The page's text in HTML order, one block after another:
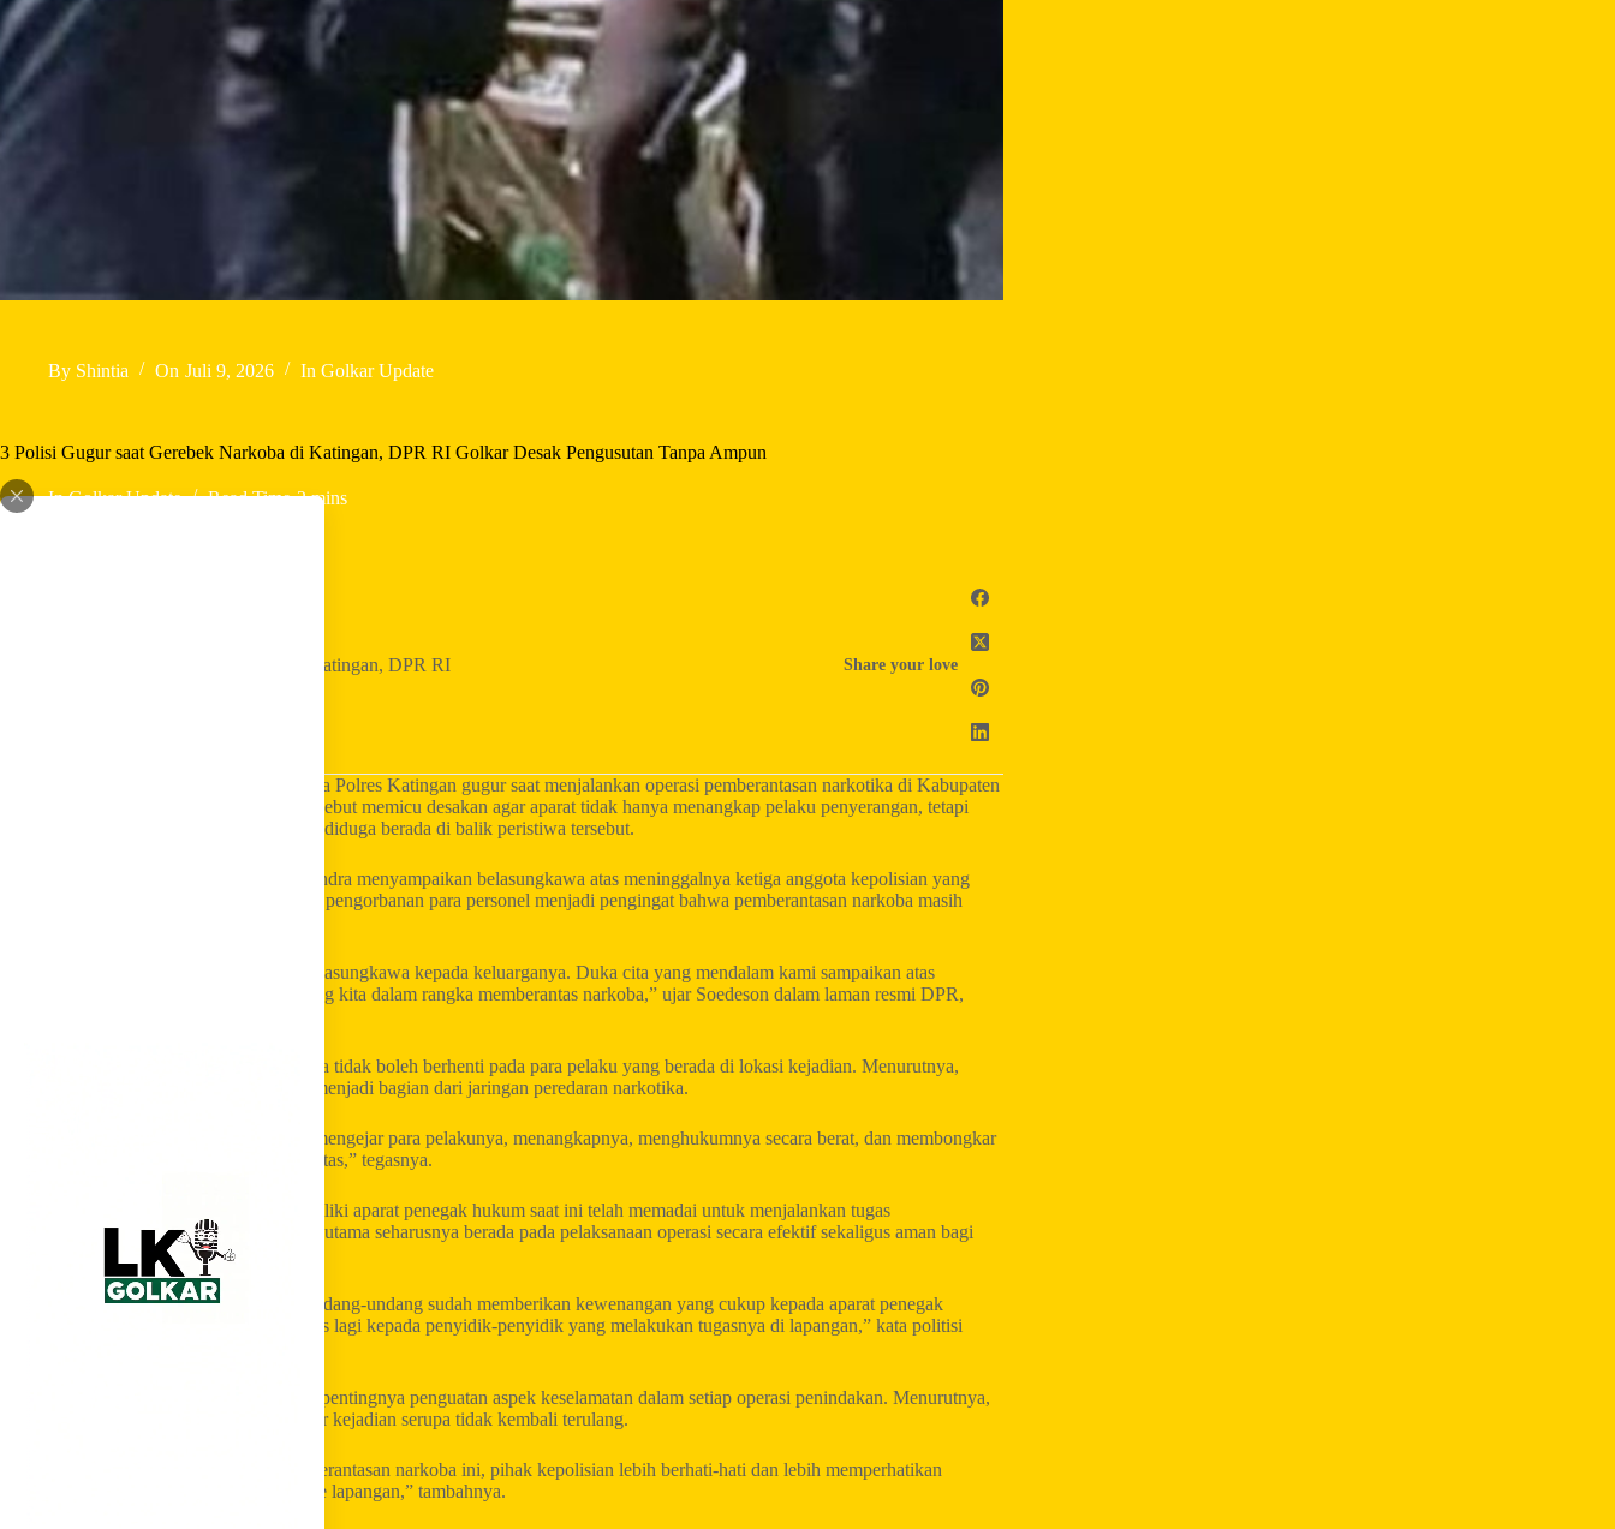
By Shintia On Juli 9, 2026 In Golkar Update
3 Polisi Gugur saat Gerebek Narkoba di Katingan, DPR RI Golkar Desak Pengusutan Tanpa Ampun
In Golkar Update Read Time 2 mins
3 Polisi Gugur saat Gerebek Narkoba di Katingan, DPR RI
Share your love
– Tiga personel Satresnarkoba Polres Katingan gugur saat menjalankan operasi pemberantasan narkotika di Kabupaten
Katingan, Kalimantan Tengah. Insiden tersebut memicu desakan agar aparat tidak hanya menangkap pelaku penyerangan, tetapi
juga mengungkap jaringan narkotika yang diduga berada di balik peristiwa tersebut.
Anggota Komisi III DPR RI Soedeson Tandra menyampaikan belasungkawa atas meninggalnya ketiga anggota kepolisian yang
bertugas dalam operasi tersebut. Ia menilai pengorbanan para personel menjadi pengingat bahwa pemberantasan narkoba masih
“Kami sangat berduka cita dan turut berbelasungkawa kepada keluarganya. Duka cita yang mendalam kami sampaikan atas
musibah yang dialami oleh pejuang-pejuang kita dalam rangka memberantas narkoba,” ujar Soedeson dalam laman resmi DPR,
Soedeson menegaskan penanganan perkara tidak boleh berhenti pada para pelaku yang berada di lokasi kejadian. Menurutnya,
aparat harus menelusuri aktor-aktor yang menjadi bagian dari jaringan peredaran narkotika.
“Kami meminta kepada kepolisian untuk mengejar para pelakunya, menangkapnya, menghukumnya secara berat, dan membongkar
semua mafia-mafia narkotika itu secara tuntas,” tegasnya.
Ia juga menilai kerangka hukum yang dimiliki aparat penegak hukum saat ini telah memadai untuk menjalankan tugas
pemberantasan narkoba. Karena itu, fokus utama seharusnya berada pada pelaksanaan operasi secara efektif sekaligus aman bagi
“Regulasi itu sebenarnya sudah cukup. Undang-undang sudah memberikan kewenangan yang cukup kepada aparat penegak
hukum, khususnya kepolisian, lebih khusus lagi kepada penyidik-penyidik yang melakukan tugasnya di lapangan,” kata politisi
Meski demikian, Soedeson mengingatkan pentingnya penguatan aspek keselamatan dalam setiap operasi penindakan. Menurutnya,
mitigasi risiko harus terus ditingkatkan agar kejadian serupa tidak kembali terulang.
“Tentu kami berpesan agar di dalam pemberantasan narkoba ini, pihak kepolisian lebih berhati-hati dan lebih memperhatikan
keselamatan dari aparat yang akan turun ke lapangan,” tambahnya.